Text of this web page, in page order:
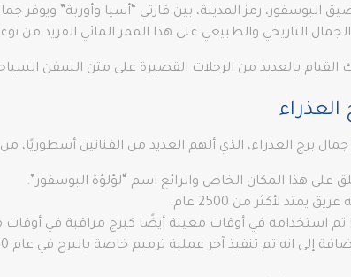
البوسفور، رمز المدينة، بين قارتي “أسيا وأوربة” ويوفر
التاريخي والطبيعي على هذا الممر المائي الفريد من
القيام بالعديد من الرحلات القصيرة على متن السفن
جمال برج العذراء، الذي ألهم العديد من الفنانين أسطوريًا،
على هذا المكان الخاص والرائع اسم “لؤلؤة البوسفور”.
عريق يمتد لأكثر من 2500 عام.
تم استخدامه في أوقات معينة أيضًا كبرج مراقبة في أوقات
إلى انه تم تنفيذ آخر عملية ترميم خاصة بالبرج في عام 2000.